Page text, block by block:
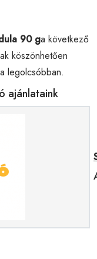
90 ga következő
köszönhetően
legolcsóbban.
ajánlataink